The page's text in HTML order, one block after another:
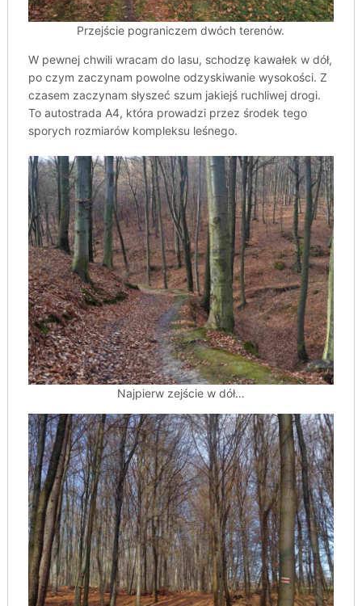
Przejście pograniczem dwóch terenów.
W pewnej chwili wracam do lasu, schodzę kawałek w dół,
po czym zaczynam powolne odzyskiwanie wysokości. Z
czasem zaczynam słyszeć szum jakiejś ruchliwej drogi.
To autostrada A4, która prowadzi przez środek tego
sporych rozmiarów kompleksu leśnego.
Najpierw zejście w dół…